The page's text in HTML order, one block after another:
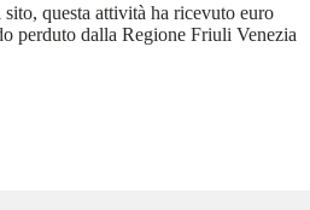
questa attività ha ricevuto euro
perduto dalla Regione Friuli Venezia